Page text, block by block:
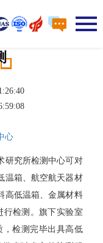
心
研究所检测中心可对
温箱、航空航天器材
高低温箱、金属材料
行检测。旗下实验室
，检测完毕出具高低